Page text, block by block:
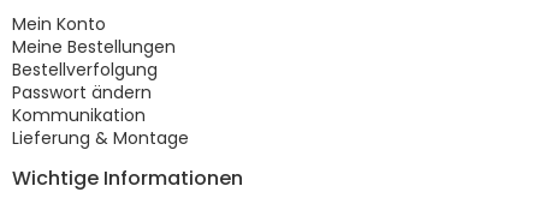
Mein Konto
Meine Bestellungen
Bestellverfolgung
Passwort ändern
Kommunikation
Lieferung & Montage
Wichtige Informationen